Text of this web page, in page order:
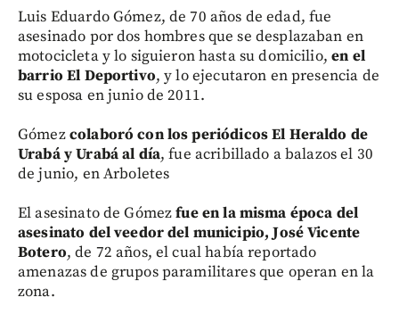
Luis Eduardo Gómez, de 70 años de edad, fue
asesinado por dos hombres que se desplazaban en
motocicleta y lo siguieron hasta su domicilio,en el
barrio El Deportivo, y lo ejecutaron en presencia de
su esposa en junio de 2011.
Gómezcolaboró con los periódicos El Heraldo de
Urabá y Urabá al día, fue acribillado a balazos el 30
de junio, en Arboletes
El asesinato de Gómezfue en la misma época del
asesinato del veedor del municipio, José Vicente
Botero, de 72 años, el cual había reportado
amenazas de grupos paramilitares que operan en la
zona.